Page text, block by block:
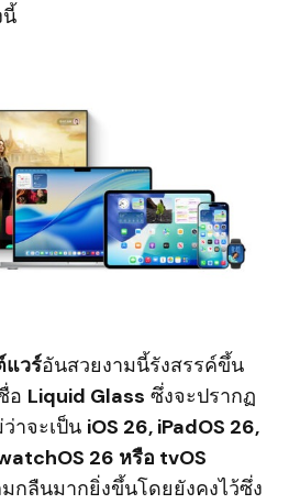
นี้
แวร์อันสวยงามนี้รังสรรค์ขึ้น
อ Liquid Glass ซึ่งจะปรากฏ
าจะเป็น iOS 26, iPadOS 26,
26 หรือ tvOS
กลืนมากยิ่งขึ้นโดยยังคงไว้ซึ่ง